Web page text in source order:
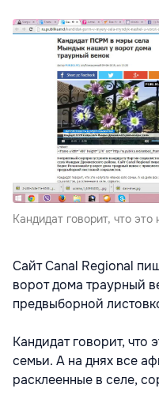
Кандидат говорит, что
Сайт Canal Regional
ворот дома траурный
предвыборной
Кандидат говорит, что
семьи. А на днях все
расклеенные в селе,